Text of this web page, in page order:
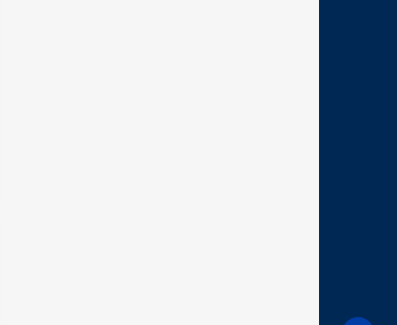
- Medicina do tráfego